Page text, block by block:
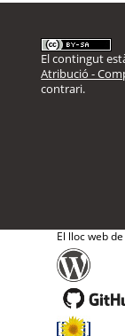
El contingut
Atribució -
contrari.
El lloc web